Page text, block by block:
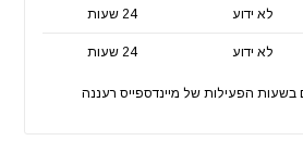
לא ידוע 24 שעות
לא ידוע 24 שעות
בשעות הפעילות של מיינדספייס רעננה